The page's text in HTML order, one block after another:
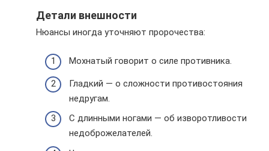
Детали внешности
Нюансы иногда уточняют пророчества:
Мохнатый говорит о силе противника.
Гладкий — о сложности противостояния
недругам.
С длинными ногами — об изворотливости
недоброжелателей.